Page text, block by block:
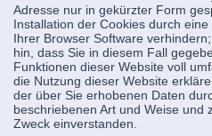
Adresse nur in gekürzter Form
Installation der Cookies durch
Ihrer Browser Software
hin, dass Sie in diesem Fall
Funktionen dieser Website voll
die Nutzung dieser Website
der über Sie erhobenen Daten
beschriebenen Art und Weise und
Zweck einverstanden.